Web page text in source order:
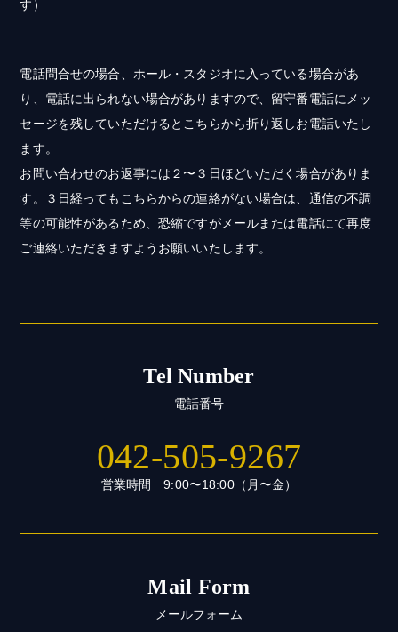
す）
電話問合せの場合、ホール・スタジオに入っている場合があ
り、電話に出られない場合がありますので、留守番電話にメッ
セージを残していただけるとこちらから折り返しお電話いたし
ます。
お問い合わせのお返事には２〜３日ほどいただく場合がありま
す。３日経ってもこちらからの連絡がない場合は、通信の不調
等の可能性があるため、恐縮ですがメールまたは電話にて再度
ご連絡いただきますようお願いいたします。
Tel Number
電話番号
042-505-9267
営業時間 9:00〜18:00（月〜金）
Mail Form
メールフォーム